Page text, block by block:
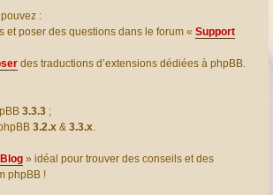
:
et poser des questions dans le forum « Support
des traductions d’extensions dédiées à phpBB.
3.3.3 ;
3.2.x & 3.3.x.
» idéal pour trouver des conseils et des
phpBB !